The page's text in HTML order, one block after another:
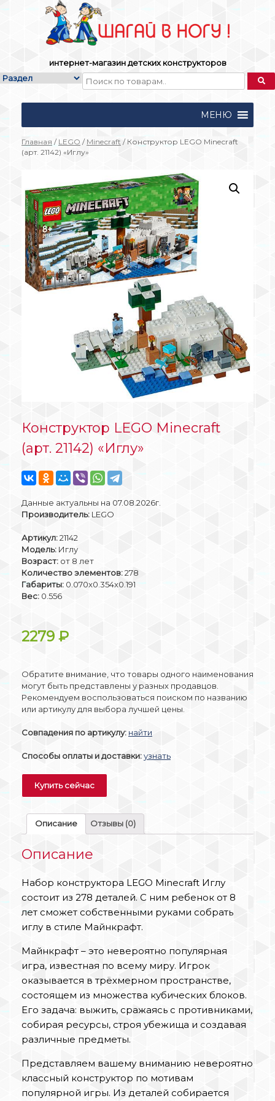
интернет-магазин детских конструкторов
МЕНЮ
Главная / LEGO / Mineсraft / Конструктор LEGO Mineсraft
(арт. 21142) «Иглу»
Конструктор LEGO Mineсraft
(арт. 21142) «Иглу»
Данные актуальны на 07.08.2026г.
Производитель: LEGO
Артикул:21142
Модель: Иглу
Возраст: от 8 лет
Количество элементов:278
Габариты: 0.070x0.354x0.191
Вес: 0.556
2279 ₽
Обратите внимание, что товары одного наименования
могут быть представлены у разных продавцов.
Рекомендуем воспользоваться поиском по названию
или артикулу для выбора лучшей цены.
Совпадения по артикулу: найти
Способы оплаты и доставки:узнать
Купить сейчас
Описание Отзывы (0)
Описание
Набор конструктора LEGO Minecraft Иглу
состоит из 278 деталей. С ним ребенок от 8
лет сможет собственными руками собрать
иглу в стиле Майнкрафт.
Майнкрафт – это невероятно популярная
игра, известная по всему миру. Игрок
оказывается в трёхмерном пространстве,
состоящем из множества кубических блоков.
Его задача: выжить, сражаясь с противниками,
собирая ресурсы, строя убежища и создавая
различные предметы.
Представляем вашему вниманию невероятно
классный конструктор по мотивам
популярной игры. Из деталей собирается